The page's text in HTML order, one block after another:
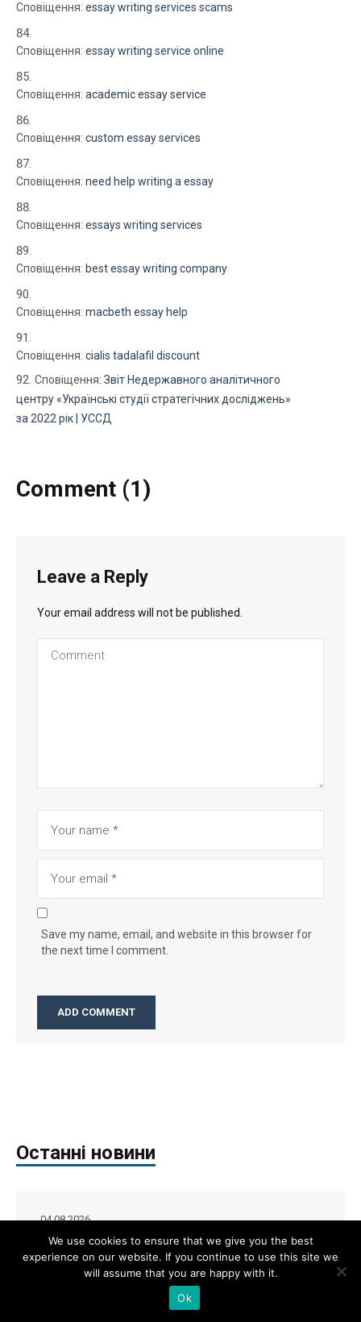
Сповіщення: essay writing services scams
Сповіщення: essay writing service online
Сповіщення: academic essay service
Сповіщення: custom essay services
Сповіщення: need help writing a essay
Сповіщення: essays writing services
Сповіщення: best essay writing company
Сповіщення: macbeth essay help
Сповіщення: cialis tadalafil discount
Сповіщення: Звіт Недержавного аналітичного
центру «Українські студії стратегічних досліджень»
за 2022 рік | УССД
Comment (1)
Leave a Reply
Your email address will not be published.
Save my name, email, and website in this browser for
the next time I comment.
Останні новини
ЄВРОПА НЕ ХОЧЕ БАЧИТИ УКРАЇНУ В ЄС
Хроніки економічної руїни на росії –
Олександр Чупак
04.08.2026
We use cookies to ensure that we give you the best
experience on our website. If you continue to use this site we
will assume that you are happy with it.
Ok